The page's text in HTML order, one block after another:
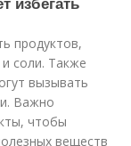
продуктов,
соли. Также
вызывать
Важно
чтобы
веществ